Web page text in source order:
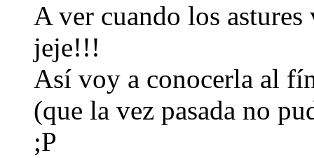
A ver cuando los
jeje!!!
Así voy a conocerla al
(que la vez pasada no
;P